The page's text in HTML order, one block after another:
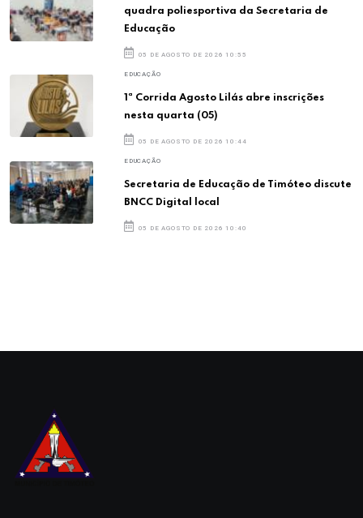
quadra poliesportiva da Secretaria de
Educação
05 DE AGOSTO DE 2026 10:55
EDUCAÇÃO
1ª Corrida Agosto Lilás abre inscrições
nesta quarta (05)
05 DE AGOSTO DE 2026 10:44
EDUCAÇÃO
Secretaria de Educação de Timóteo discute
BNCC Digital local
05 DE AGOSTO DE 2026 10:40